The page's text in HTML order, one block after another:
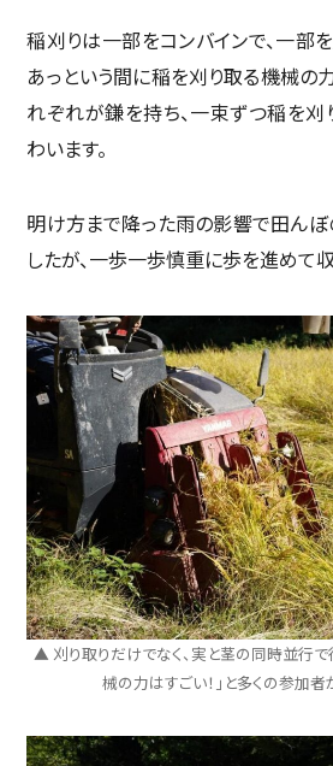
稲刈りは一部をコンバインで、一部
あっという間に稲を刈り取る機械の
れぞれが鎌を持ち、一束ずつ稲を
わいます。
明け方まで降った雨の影響で田ん
したが、一歩一歩慎重に歩を進めて
▲ 刈り取りだけでなく、実と茎の同時並行で
械の力はすごい！」と多くの参加者